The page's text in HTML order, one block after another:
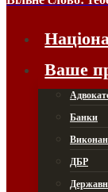
Ваше
Банки
ДБР